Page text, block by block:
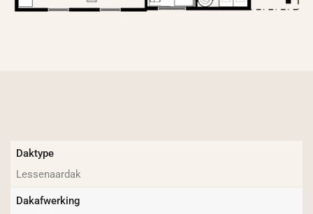
Daktype
Lessenaardak
Dakafwerking